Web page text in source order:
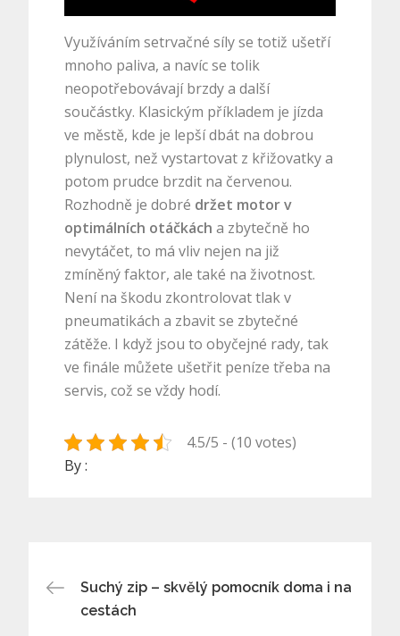
Využíváním setrvačné síly se totiž ušetří
mnoho paliva, a navíc se tolik
neopotřebovávají brzdy a další
součástky. Klasickým příkladem je jízda
ve městě, kde je lepší dbát na dobrou
plynulost, než vystartovat z křižovatky a
potom prudce brzdit na červenou.
Rozhodně je dobré držet motor v
optimálních otáčkách a zbytečně ho
nevytáčet, to má vliv nejen na již
zmíněný faktor, ale také na životnost.
Není na škodu zkontrolovat tlak v
pneumatikách a zbavit se zbytečné
zátěže. I když jsou to obyčejné rady, tak
ve finále můžete ušetřit peníze třeba na
servis, což se vždy hodí.
4.5/5 - (10 votes)
By :
Navigace
Suchý zip – skvělý pomocník doma i na
cestách